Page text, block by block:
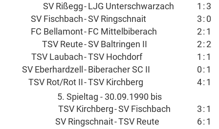
SV Rißegg- LJG Unterschwarzach 1 : 3
SV Fischbach-SV Ringschnait 3 : 0
FC Bellamont- FC Mittelbiberach 2: 1
TSV Reute-SV Baltringen II 2: 2
TSV Laubach-TSV Hochdorf 1 : 1
SV Eberhardzell - Biberacher SC II 0 : 1
TSV Rot/Rot II -TSV Kirchberg 4: 1
5. Spieltag - 30.09.1990 bis
TSV Kirchberg-SV Fischbach 3 : 1
SV Ringschnait-TSV Reute 6: 1